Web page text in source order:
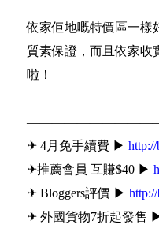
依家佢地嘅特價區一樣
質素保證，而且依家收
啦！
✈ 4月免手續費 ▶
✈推薦會員 互賺$40 ▶
✈ Bloggers評價 ▶
✈ 外國貨物7折起發售